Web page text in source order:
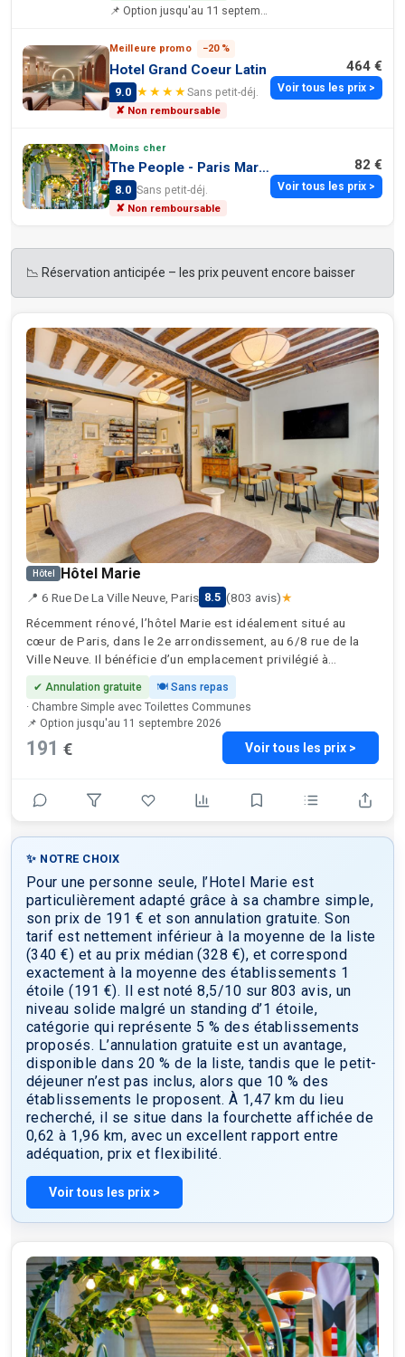
Meilleure promo −20 %
Hotel Grand Coeur Latin
9.0 ★★★★Sans petit-déj.
✘ Non remboursable
464 €
Voir tous les prix >
Moins cher
The People - Paris Marais
8.0 Sans petit-déj.
✘ Non remboursable
82 €
Voir tous les prix >
📉 Réservation anticipée – les prix peuvent encore baisser
Hôtel Hôtel Marie
📍 6 Rue De La Ville Neuve, Paris 8.5 (803 avis)★
Récemment rénové, l’hôtel Marie est idéalement situé au
cœur de Paris, dans le 2e arrondissement, au 6/8 rue de la
Ville Neuve. Il bénéficie d’un emplacement privilégié à
proximité des stations de métro desservant les lignes 8, 9 et
4, y compris la station Bonne Nouvelle, à seulement 130
mètres. À quelques pas, vous trouverez plusieurs sites
emblématiques: Le Grand Rex une célèbre salle de cinéma et
de spectacle, à seulement 2 minutes; le musée du chocolat,
parfait pour une expérience gourmande (à 3 minutes); le
et les élégants passages couverts de la ville tels que la
Grand-Cerf, idéal pour flâner et faire du shopping. Le Palais
Brongniart, ancien siège de la Bourse de Paris, est un autre
haut lieu architectural voisin. Vous pourrez également
facilement explorer l’effervescence de la rue Montorgueil,
réputée pour son charme parisien et ses délices culinaires. En
une vingtaine de minutes à pied, vous pourrez rejoindre le
musée du Louvre, le jardin des Tuileries et l’Opéra Garnier.
Grâce aux lignes de métro à proximité, vous avez un accès
direct à la Tour Eiffel et à la Place de la Bastille.
L’établissement propose des studios équipés d’une
kitchenette complète et d’une télévision à écran plat, ainsi
que des chambres avec télévision, la plupart dotées d’une
salle de bains privative. Un petit-déjeuner continental est
servi tous les matins sur place. Pour votre confort, la
réception est ouverte 24h/24 et 7j/7, et une connexion Wi-Fi
est disponible gratuitement dans toutes les parties
communes. Veuillez noter que l’hôtel ne possède pas
d’ascenseur. L’établissement se réjouit de vous accueillir
prochainement.
✔ Annulation gratuite
🍽 Sans repas
· Chambre Simple avec Toilettes Communes
📌 Option jusqu'au 11 septembre 2026
191 € Voir tous les prix >
✨ NOTRE CHOIX
Pour une personne seule, l’Hotel Marie est
particulièrement adapté grâce à sa chambre simple,
son prix de 191 € et son annulation gratuite. Son
tarif est nettement inférieur à la moyenne de la liste
(340 €) et au prix médian (328 €), et correspond
exactement à la moyenne des établissements 1
étoile (191 €). Il est noté 8,5/10 sur 803 avis, un
niveau solide malgré un standing d’1 étoile,
catégorie qui représente 5 % des établissements
proposés. L’annulation gratuite est un avantage,
disponible dans 20 % de la liste, tandis que le petit-
déjeuner n’est pas inclus, alors que 10 % des
établissements le proposent. À 1,47 km du lieu
recherché, il se situe dans la fourchette affichée de
0,62 à 1,96 km, avec un excellent rapport entre
adéquation, prix et flexibilité.
Voir tous les prix >